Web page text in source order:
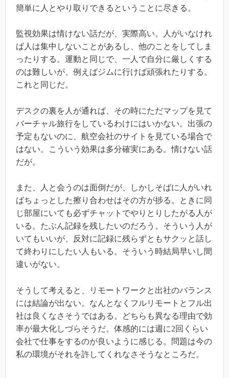
簡単に人とやり取りできるということに尽きる。
監視効果は情けない話だが、実際高い。人がいなけれ
ば人は集中しないことがあるし、他のことをしてしま
ったりする。運動と同じで、一人で自分に厳しくする
のは難しいが、例えばジムに行けば頑張れたりする。
これと同じだ。
デスクの裏を人が通れば、その時にただマップを見て
バーチャル旅行をしているわけにはいかない。出張の
予定もないのに、航空会社のサイトを見ている場合で
はない。こういう効果は多分確実にある。情けない話
だが。
また、人と会うのは面倒だが、しかしそばに人がいれ
ばちょっとした擦り合わせはその方が捗る。ときに同
じ部屋にいても必ずチャットでやりとりしたがる人が
いる。たぶん記録を残したいのだろう。そういう人が
いてもいいが、反対に記録に残らずともサクッと話し
て終わりにしたい人もいる。そういう時結局早いし間
違いがない。
そうして考えると、リモートワークと出社のバランス
には結論が出ない。なんとなくフルリモートとフル出
社は良くなさそうではある。どちらも異なる理由で効
率が最大化しづらそうだ。体感的には週に2回くらい
会社で仕事をするのが良いように感じる。問題は今の
私の環境がそれを許してくれなさそうなところだ。